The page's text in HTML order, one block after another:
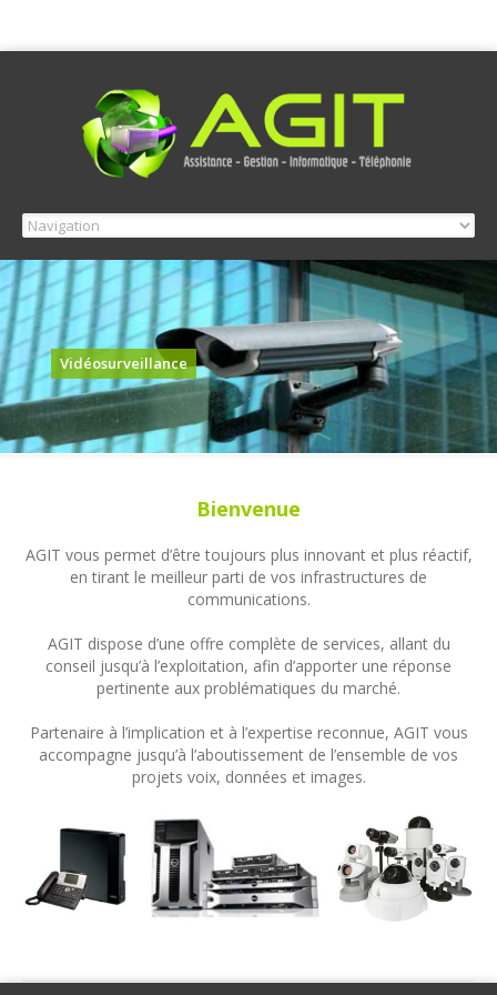
Vidéosurveillance
Bienvenue
AGIT vous permet d’être toujours plus innovant et plus réactif,
en tirant le meilleur parti de vos infrastructures de
communications.
AGIT dispose d’une offre complète de services, allant du
conseil jusqu’à l’exploitation, afin d’apporter une réponse
pertinente aux problématiques du marché.
Partenaire à l’implication et à l’expertise reconnue, AGIT vous
accompagne jusqu’à l’aboutissement de l’ensemble de vos
projets voix, données et images.